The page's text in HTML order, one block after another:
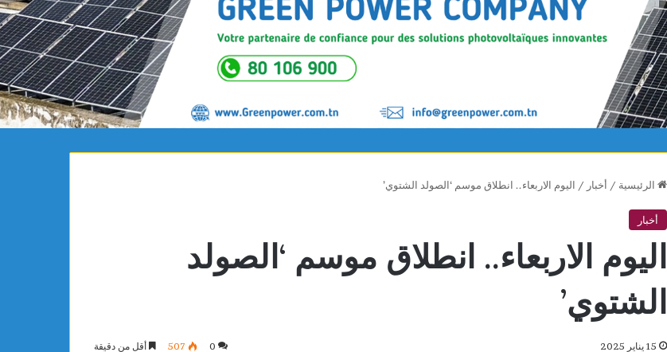
الرئيسية / أخبار / اليوم الاربعاء.. انطلاق موسم ‘الصولد الشتوي’
أخبار
اليوم الاربعاء.. انطلاق موسم ‘الصولد
الشتوي’
15 يناير 2025 0
507 أقل من دقيقة